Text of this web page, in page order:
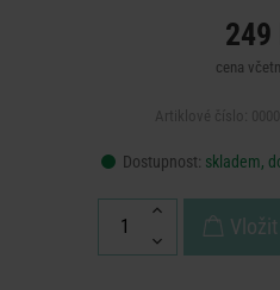
249
cena
Dostupnost: skladem,